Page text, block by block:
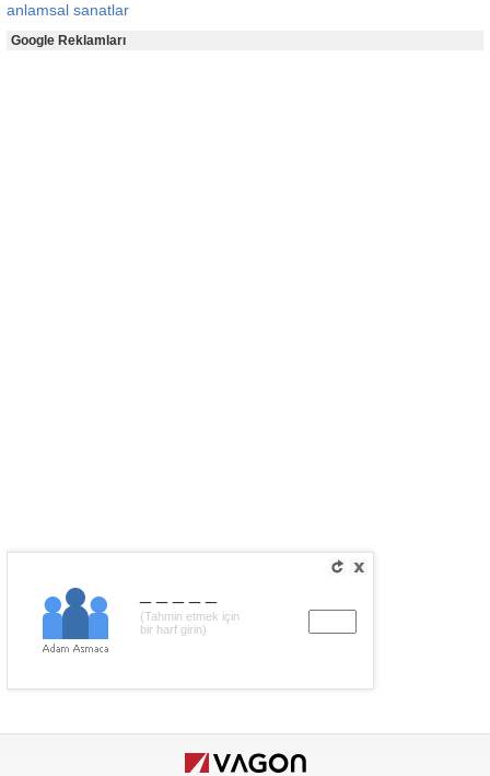
anlamsal sanatlar
Google Reklamları
(Tahmin etmek için
bir harf girin)